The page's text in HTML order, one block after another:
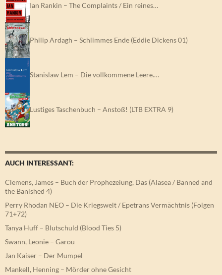
Ian Rankin – The Complaints / Ein reines…
Philip Ardagh – Schlimmes Ende (Eddie Dickens 01)
Stanislaw Lem – Die vollkommene Leere.…
Lustiges Taschenbuch – Anstoß! (LTB EXTRA 9)
AUCH INTERESSANT:
Clemens, James – Buch der Prophezeiung, Das (Alasea / Banned and
the Banished 4)
Perry Rhodan NEO – Die Kriegswelt / Epetrans Vermächtnis (Folgen
71+72)
Tanya Huff – Blutschuld (Blood Ties 5)
Swann, Leonie – Garou
Jan Kaiser – Der Mumpel
Mankell, Henning – Mörder ohne Gesicht